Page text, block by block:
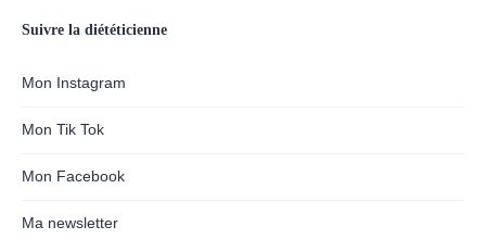
Suivre la diététicienne
Mon Instagram
Mon Tik Tok
Mon Facebook
Ma newsletter